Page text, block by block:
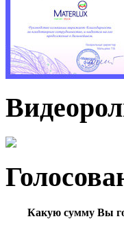
Какую сумму Вы